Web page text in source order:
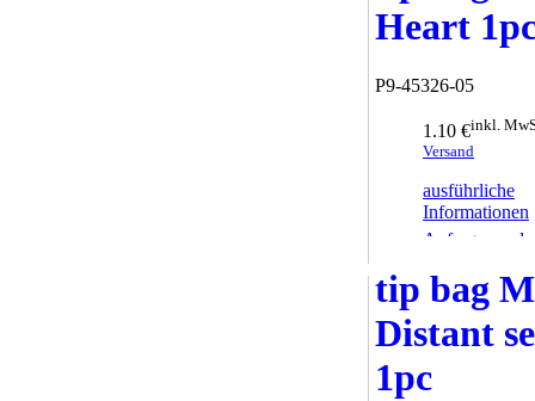
Heart
P9-45326-05
1.10 €inkl.
Versand
ausführliche
Informationen
Anfrage
tip bag M
Distant
1pc